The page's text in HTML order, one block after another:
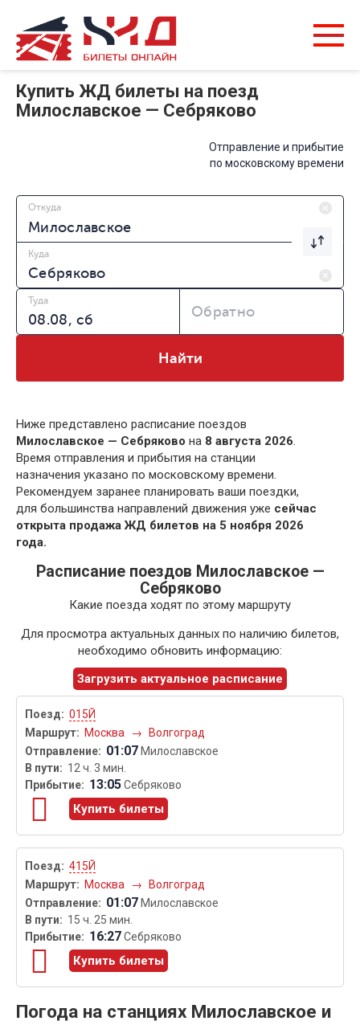
Купить ЖД билеты на поезд
Милославское — Себряково
Отправление и прибытие
по московскому времени
Откуда
Куда
Туда
Обратно
Найти
Ниже представлено расписание поездов
Милославское — Себряково на 8 августа 2026.
Время отправления и прибытия на станции
назначения указано по московскому времени.
Рекомендуем заранее планировать ваши поездки,
для большинства направлений движения уже сейчас
открыта продажа ЖД билетов на 5 ноября 2026
года.
Расписание поездов Милославское —
Себряково
Какие поезда ходят по этому маршруту
Для просмотра актуальных данных по наличию билетов,
необходимо обновить информацию:
Загрузить актуальное расписание
015Й
Москва
→ Волгоград
01:07 Милославское
12 ч. 3 мин.
13:05Себряково
Купить билеты
415Й
Москва
→ Волгоград
01:07 Милославское
15 ч. 25 мин.
16:27Себряково
Купить билеты
Погода на станциях Милославское и